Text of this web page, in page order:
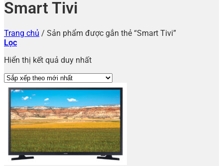
Smart Tivi
Trang chủ / Sản phẩm được gắn thẻ “Smart Tivi”
Lọc
Hiển thị kết quả duy nhất